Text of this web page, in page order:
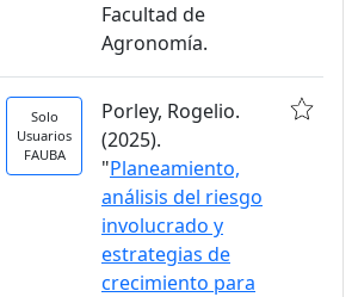
Facultad de
Agronomía.
Solo
Usuarios
FAUBA
Porley, Rogelio.
(2025).
"Planeamiento,
análisis del riesgo
involucrado y
estrategias de
crecimiento para